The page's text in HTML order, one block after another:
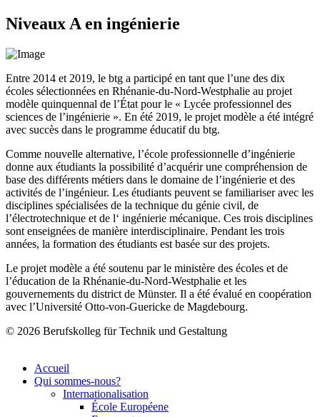
Niveaux A en ingénierie
Entre 2014 et 2019, le btg a participé en tant que l’une des dix
écoles sélectionnées en Rhénanie-du-Nord-Westphalie au projet
modèle quinquennal de l’État pour le « Lycée professionnel des
sciences de l’ingénierie ». En été 2019, le projet modèle a été intégré
avec succès dans le programme éducatif du btg.
Comme nouvelle alternative, l’école professionnelle d’ingénierie
donne aux étudiants la possibilité d’acquérir une compréhension de
base des différents métiers dans le domaine de l’ingénierie et des
activités de l’ingénieur. Les étudiants peuvent se familiariser avec les
disciplines spécialisées de la technique du génie civil, de
l’électrotechnique et de l‘ ingénierie mécanique. Ces trois disciplines
sont enseignées de manière interdisciplinaire. Pendant les trois
années, la formation des étudiants est basée sur des projets.
Le projet modèle a été soutenu par le ministère des écoles et de
l’éducation de la Rhénanie-du-Nord-Westphalie et les
gouvernements du district de Münster. Il a été évalué en coopération
avec l’Université Otto-von-Guericke de Magdebourg.
© 2026 Berufskolleg für Technik und Gestaltung
Accueil
Qui sommes-nous?
Internationalisation
École Européene